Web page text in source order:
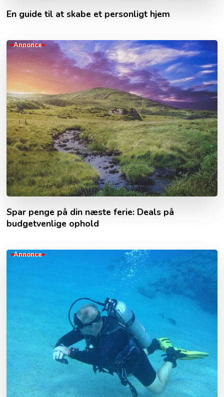
En guide til at skabe et personligt hjem
Annonce
Spar penge på din næste ferie: Deals på
budgetvenlige ophold
Annonce